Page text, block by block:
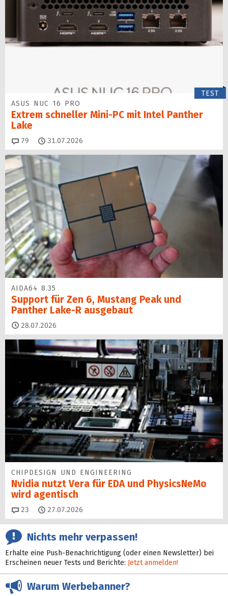
TEST
ASUS NUC 16 PRO
Extrem schneller Mini-PC mit Intel Panther
Lake
79 Kommentare
31.07.2026
AIDA64 8.35
Support für Zen 6, Mustang Peak und
Panther Lake-R ausgebaut
28.07.2026
CHIPDESIGN UND ENGINEERING
Nvidia nutzt Vera für EDA und PhysicsNeMo
wird agentisch
23 Kommentare
27.07.2026
Nichts mehr verpassen!
Erhalte eine Push-Benachrichtigung (oder einen Newsletter) bei
Erscheinen neuer Tests und Berichte: Jetzt anmelden!
Warum Werbebanner?